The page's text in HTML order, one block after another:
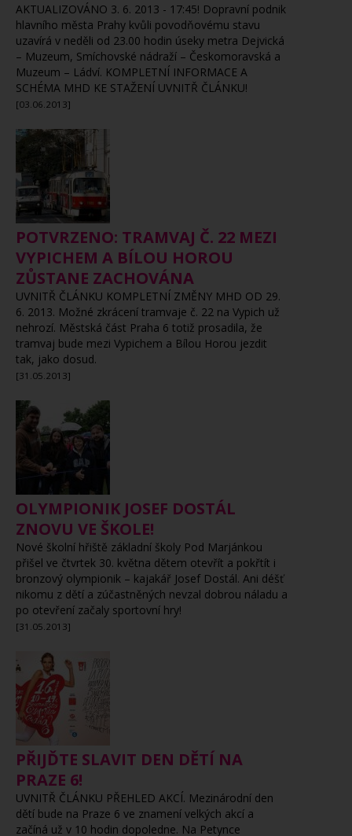
AKTUALIZOVÁNO 3. 6. 2013 - 17:45! Dopravní podnik
hlavního města Prahy kvůli povodňovému stavu
uzavírá v neděli od 23.00 hodin úseky metra Dejvická
– Muzeum, Smíchovské nádraží – Českomoravská a
Muzeum – Ládví. KOMPLETNÍ INFORMACE A
SCHÉMA MHD KE STAŽENÍ UVNITŘ ČLÁNKU!
[03.06.2013]
POTVRZENO: TRAMVAJ Č. 22 MEZI
VYPICHEM A BÍLOU HOROU
ZŮSTANE ZACHOVÁNA
UVNITŘ ČLÁNKU KOMPLETNÍ ZMĚNY MHD OD 29.
6. 2013. Možné zkrácení tramvaje č. 22 na Vypich už
nehrozí. Městská část Praha 6 totiž prosadila, že
tramvaj bude mezi Vypichem a Bílou Horou jezdit
tak, jako dosud.
[31.05.2013]
OLYMPIONIK JOSEF DOSTÁL
ZNOVU VE ŠKOLE!
Nové školní hřiště základní školy Pod Marjánkou
přišel ve čtvrtek 30. května dětem otevřít a pokřtít i
bronzový olympionik – kajakář Josef Dostál. Ani déšť
nikomu z dětí a zúčastněných nevzal dobrou náladu a
po otevření začaly sportovní hry!
[31.05.2013]
PŘIJĎTE SLAVIT DEN DĚTÍ NA
PRAZE 6!
UVNITŘ ČLÁNKU PŘEHLED AKCÍ. Mezinárodní den
dětí bude na Praze 6 ve znamení velkých akcí a
začíná už v 10 hodin dopoledne. Na Petynce